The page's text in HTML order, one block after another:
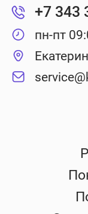
+7 343
пн-пт